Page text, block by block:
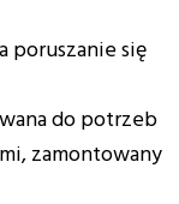
poruszanie się
do potrzeb
zamontowany